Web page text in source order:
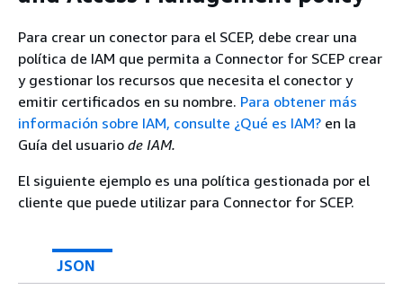
Para crear un conector para el SCEP, debe crear una
política de IAM que permita a Connector for SCEP crear
y gestionar los recursos que necesita el conector y
emitir certificados en su nombre. Para obtener más
información sobre IAM, consulte ¿Qué es IAM? en la
Guía del usuario de IAM.
El siguiente ejemplo es una política gestionada por el
cliente que puede utilizar para Connector for SCEP.
JSON